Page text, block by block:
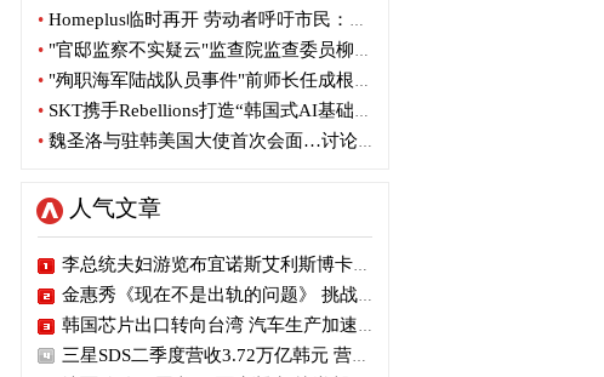
• Homeplus临时再开 劳动者呼吁市民：请多光临
• "官邸监察不实疑云"监查院监查委员柳炳浩被批捕起诉
• "殉职海军陆战队员事件"前师长任成根被判3年
• SKT携手Rebellions打造“韩国式AI基础设施”
• 魏圣洛与驻韩美国大使首次会面…讨论韩美关系
人气文章
李总统夫妇游览布宜诺斯艾利斯博卡区后启程赴德
金惠秀《现在不是出轨的问题》 挑战黑色幽默
韩国芯片出口转向台湾 汽车生产加速本地化美国
三星SDS二季度营收3.72万亿韩元 营业利润2318亿韩元